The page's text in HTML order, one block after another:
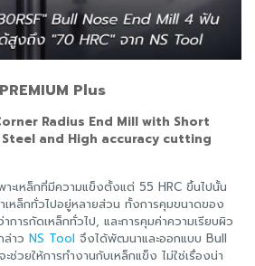
Plus
Radius End Mill with Short
and High accuracy cutting
าะเหล็กที่มีความแข็งตั้งแต่ 55 HRC ขึ้นไปนั้น
เหล็กทั่วไปอยู่หลายส่วน ทั้งการคุมขนาดของ
การกัดเหล็กทั่วไป, และการคุมค่าความเรียบผิว
ล่าวNS Tool จึงได้พัฒนาและออกแบบ Bull
วยให้การทำงานกับเหล็กแข็ง ไม่ใช่เรื่องน่า